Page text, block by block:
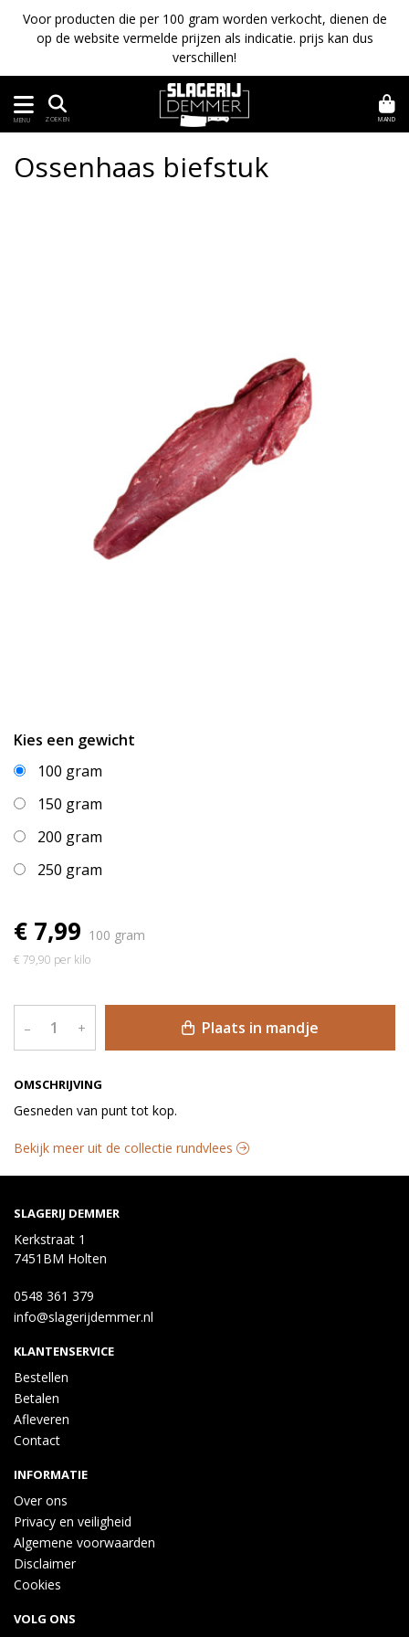
Voor producten die per 100 gram worden verkocht, dienen de
op de website vermelde prijzen als indicatie. prijs kan dus
verschillen!
MENU ZOEKEN MAND
OMSCHRIJVING
Gesneden van punt tot kop.
Ossenhaas biefstuk
Kies een gewicht
100 gram
150 gram
200 gram
250 gram
€ 7,99 100 gram
€ 79,90 per kilo
– + Plaats in mandje
Bekijk meer uit de collectie rundvlees
SLAGERIJ DEMMER
Kerkstraat 1
7451BM Holten
0548 361 379
info@slagerijdemmer.nl
KLANTENSERVICE
Bestellen
Betalen
Afleveren
Contact
INFORMATIE
Over ons
Privacy en veiligheid
Algemene voorwaarden
Disclaimer
Cookies
VOLG ONS